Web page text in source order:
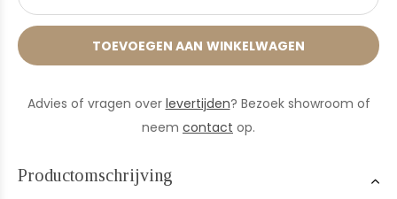
TOEVOEGEN AAN WINKELWAGEN
Advies of vragen over levertijden? Bezoek showroom of
neem contact op.
Productomschrijving